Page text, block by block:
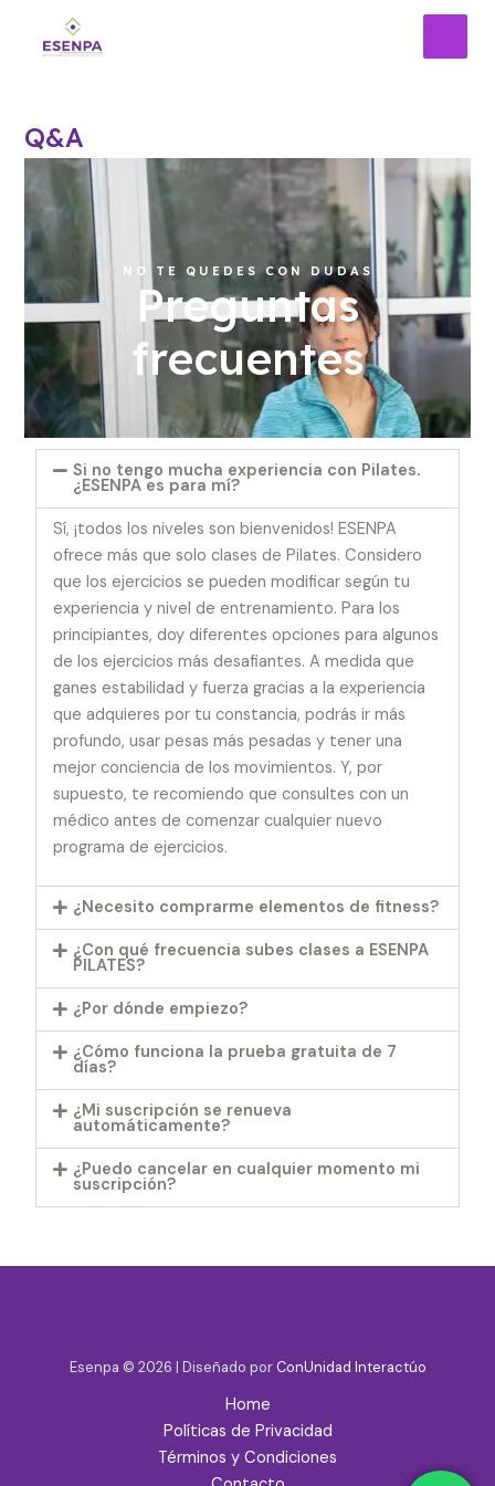
Q&A
NO TE QUEDES CON DUDAS
Preguntas
frecuentes
Si no tengo mucha experiencia con Pilates.
¿ESENPA es para mí?
Sí, ¡todos los niveles son bienvenidos! ESENPA
ofrece más que solo clases de Pilates. Considero
que los ejercicios se pueden modificar según tu
experiencia y nivel de entrenamiento. Para los
principiantes, doy diferentes opciones para algunos
de los ejercicios más desafiantes. A medida que
ganes estabilidad y fuerza gracias a la experiencia
que adquieres por tu constancia, podrás ir más
profundo, usar pesas más pesadas y tener una
mejor conciencia de los movimientos. Y, por
supuesto, te recomiendo que consultes con un
médico antes de comenzar cualquier nuevo
programa de ejercicios.
¿Necesito comprarme elementos de fitness?
¿Con qué frecuencia subes clases a ESENPA
PILATES?
¿Por dónde empiezo?
¿Cómo funciona la prueba gratuita de 7
días?
¿Mi suscripción se renueva
automáticamente?
¿Puedo cancelar en cualquier momento mi
suscripción?
Esenpa © 2026 | Diseñado por ConUnidad Interactúo
Home
Políticas de Privacidad
Términos y Condiciones